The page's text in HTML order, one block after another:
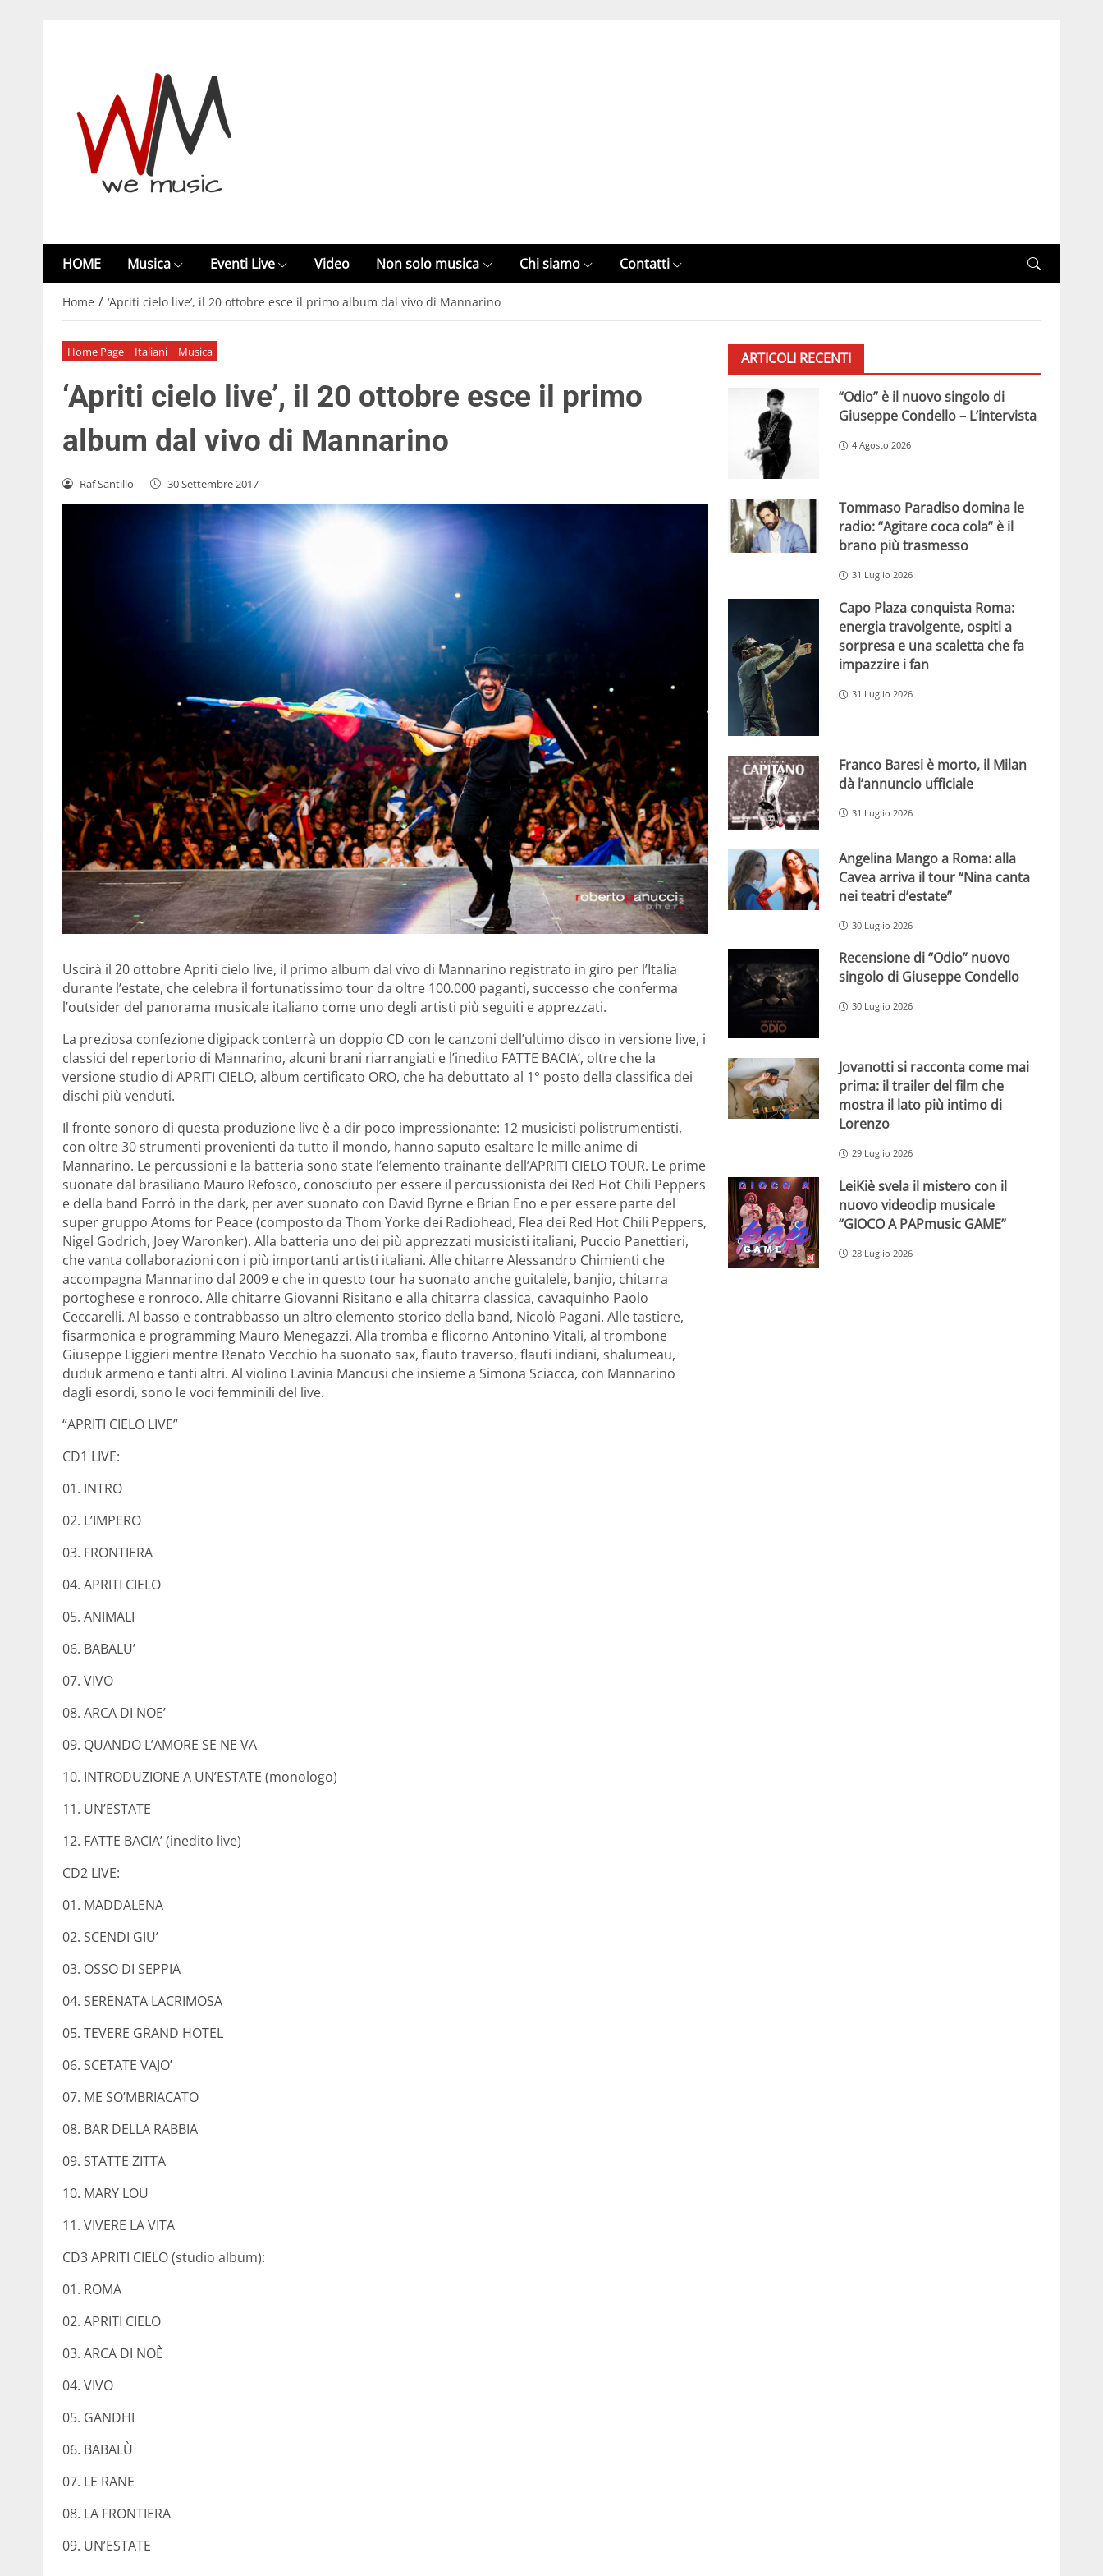
HOME Musica Eventi Live Video Non solo musica Chi siamo Contatti
Home / ‘Apriti cielo live’, il 20 ottobre esce il primo album dal vivo di Mannarino
Home Page Italiani Musica
‘Apriti cielo live’, il 20 ottobre esce il primo
album dal vivo di Mannarino
Raf Santillo - 30 Settembre 2017
Uscirà il 20 ottobre Apriti cielo live, il primo album dal vivo di Mannarino registrato in giro per l’Italia
durante l’estate, che celebra il fortunatissimo tour da oltre 100.000 paganti, successo che conferma
l’outsider del panorama musicale italiano come uno degli artisti più seguiti e apprezzati.
La preziosa confezione digipack conterrà un doppio CD con le canzoni dell’ultimo disco in versione live, i
classici del repertorio di Mannarino, alcuni brani riarrangiati e l’inedito FATTE BACIA’, oltre che la
versione studio di APRITI CIELO, album certificato ORO, che ha debuttato al 1° posto della classifica dei
dischi più venduti.
Il fronte sonoro di questa produzione live è a dir poco impressionante: 12 musicisti polistrumentisti,
con oltre 30 strumenti provenienti da tutto il mondo, hanno saputo esaltare le mille anime di
Mannarino. Le percussioni e la batteria sono state l’elemento trainante dell’APRITI CIELO TOUR. Le prime
suonate dal brasiliano Mauro Refosco, conosciuto per essere il percussionista dei Red Hot Chili Peppers
e della band Forrò in the dark, per aver suonato con David Byrne e Brian Eno e per essere parte del
super gruppo Atoms for Peace (composto da Thom Yorke dei Radiohead, Flea dei Red Hot Chili Peppers,
Nigel Godrich, Joey Waronker). Alla batteria uno dei più apprezzati musicisti italiani, Puccio Panettieri,
che vanta collaborazioni con i più importanti artisti italiani. Alle chitarre Alessandro Chimienti che
accompagna Mannarino dal 2009 e che in questo tour ha suonato anche guitalele, banjio, chitarra
portoghese e ronroco. Alle chitarre Giovanni Risitano e alla chitarra classica, cavaquinho Paolo
Ceccarelli. Al basso e contrabbasso un altro elemento storico della band, Nicolò Pagani. Alle tastiere,
fisarmonica e programming Mauro Menegazzi. Alla tromba e flicorno Antonino Vitali, al trombone
Giuseppe Liggieri mentre Renato Vecchio ha suonato sax, flauto traverso, flauti indiani, shalumeau,
duduk armeno e tanti altri. Al violino Lavinia Mancusi che insieme a Simona Sciacca, con Mannarino
dagli esordi, sono le voci femminili del live.
“APRITI CIELO LIVE”
CD1 LIVE:
01. INTRO
02. L’IMPERO
03. FRONTIERA
04. APRITI CIELO
05. ANIMALI
06. BABALU’
07. VIVO
08. ARCA DI NOE’
09. QUANDO L’AMORE SE NE VA
10. INTRODUZIONE A UN’ESTATE (monologo)
11. UN’ESTATE
12. FATTE BACIA’ (inedito live)
CD2 LIVE:
01. MADDALENA
02. SCENDI GIU’
03. OSSO DI SEPPIA
04. SERENATA LACRIMOSA
05. TEVERE GRAND HOTEL
06. SCETATE VAJO’
07. ME SO’MBRIACATO
08. BAR DELLA RABBIA
09. STATTE ZITTA
10. MARY LOU
11. VIVERE LA VITA
CD3 APRITI CIELO (studio album):
01. ROMA
02. APRITI CIELO
03. ARCA DI NOÈ
04. VIVO
05. GANDHI
06. BABALÙ
07. LE RANE
08. LA FRONTIERA
09. UN’ESTATE
ARTICOLI RECENTI
“Odio” è il nuovo singolo di
Giuseppe Condello – L’intervista
4 Agosto 2026
Tommaso Paradiso domina le
radio: “Agitare coca cola” è il
brano più trasmesso
31 Luglio 2026
Capo Plaza conquista Roma:
energia travolgente, ospiti a
sorpresa e una scaletta che fa
impazzire i fan
31 Luglio 2026
Franco Baresi è morto, il Milan
dà l’annuncio ufficiale
31 Luglio 2026
Angelina Mango a Roma: alla
Cavea arriva il tour “Nina canta
nei teatri d’estate”
30 Luglio 2026
Recensione di “Odio” nuovo
singolo di Giuseppe Condello
30 Luglio 2026
Jovanotti si racconta come mai
prima: il trailer del film che
mostra il lato più intimo di
Lorenzo
29 Luglio 2026
LeiKiè svela il mistero con il
nuovo videoclip musicale
“GIOCO A PAPmusic GAME”
28 Luglio 2026